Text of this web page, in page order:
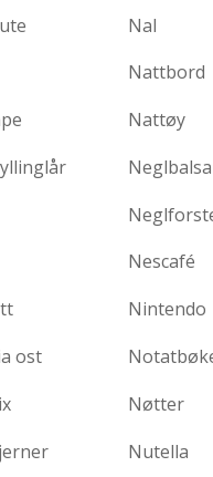
Nal
Nattbord
Nattøy
Nescafé
Nintendo
ost
Nøtter
Nutella